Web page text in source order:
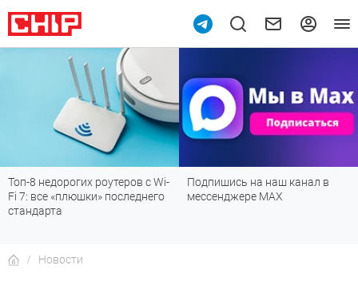
Топ-8 недорогих роутеров с Wi-
Fi 7: все «плюшки» последнего
стандарта
Подпишись на наш канал в
мессенджере МАХ
Новости